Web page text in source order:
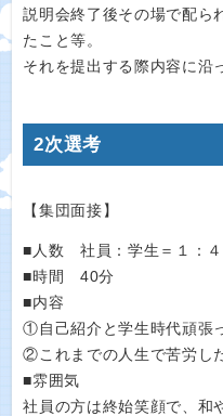
説明会終了後その場で配ら
たこと等。
それを提出する際内容に沿
2次選考
【集団面接】
■人数 社員：学生＝１：４
■時間 40分
■内容
①自己紹介と学生時代頑張
②これまでの人生で苦労し
■雰囲気
社員の方は終始笑顔で、和